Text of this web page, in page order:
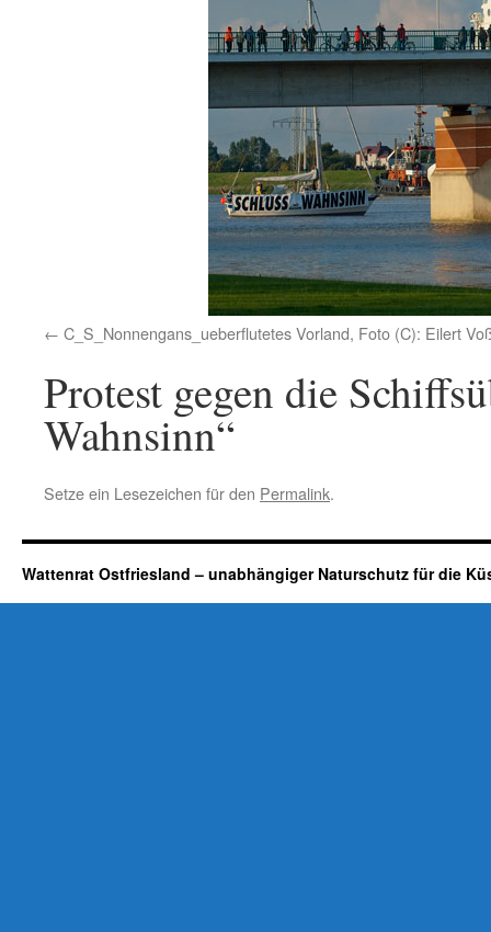
C_S_Nonnengans_ueberflutetes Vorland, Foto (C): Eilert
Protest gegen die
Wahnsinn“
Setze ein Lesezeichen für den Permalink.
Wattenrat Ostfriesland – unabhängiger Naturschutz für die